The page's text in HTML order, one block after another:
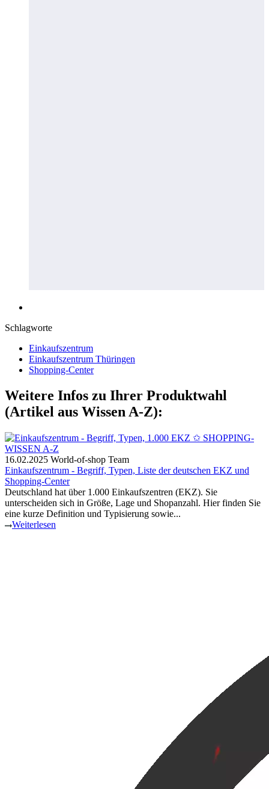
Schlagworte
Einkaufszentrum
Einkaufszentrum Thüringen
Shopping-Center
Weitere Infos zu Ihrer Produktwahl
(Artikel aus Wissen A-Z):
16.02.2025 World-of-shop Team
Einkaufszentrum - Begriff, Typen, Liste der deutschen EKZ und
Shopping-Center
Deutschland hat über 1.000 Einkaufszentren (EKZ). Sie
unterscheiden sich in Größe, Lage und Shopanzahl. Hier finden Sie
eine kurze Definition und Typisierung sowie...
Weiterlesen